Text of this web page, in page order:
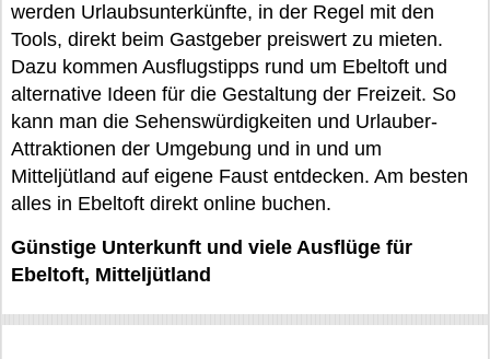
werden Urlaubsunterkünfte, in der Regel mit den
Tools, direkt beim Gastgeber preiswert zu mieten.
Dazu kommen Ausflugstipps rund um Ebeltoft und
alternative Ideen für die Gestaltung der Freizeit. So
kann man die Sehenswürdigkeiten und Urlauber-
Attraktionen der Umgebung und in und um
Mitteljütland auf eigene Faust entdecken. Am besten
alles in Ebeltoft direkt online buchen.
Günstige Unterkunft und viele Ausflüge für
Ebeltoft, Mitteljütland